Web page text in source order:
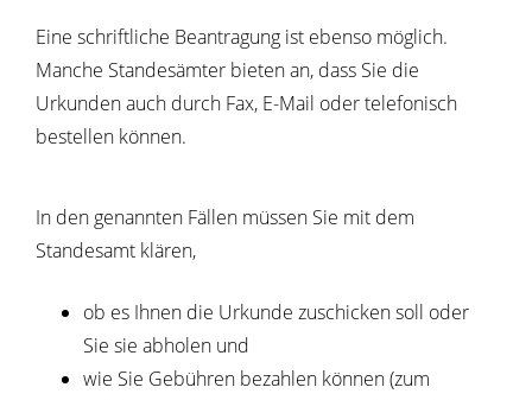
Eine schriftliche Beantragung ist ebenso möglich.
Manche Standesämter bieten an, dass Sie die
Urkunden auch durch Fax, E-Mail oder telefonisch
bestellen können.
In den genannten Fällen müssen Sie mit dem
Standesamt klären,
ob es Ihnen die Urkunde zuschicken soll oder
Sie sie abholen und
wie Sie Gebühren bezahlen können (zum